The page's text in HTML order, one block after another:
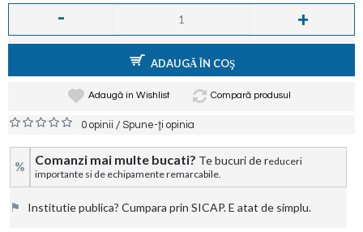
- +
ADAUGĂ ÎN COŞ
Adaugă in Wishlist Compară produsul
0 opinii /Spune-ţi opinia
% Comanzi mai multe bucati? Te bucuri de reduceri
importante si de echipamente remarcabile.
⚑ Institutie publica? Cumpara prin SICAP. E atat de simplu.